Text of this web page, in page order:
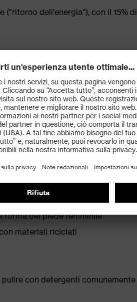
dell'energia"), con il 15%
del tallone
di sostanze nocive
forma del piede femminile
materiali riciclati
con detergenti